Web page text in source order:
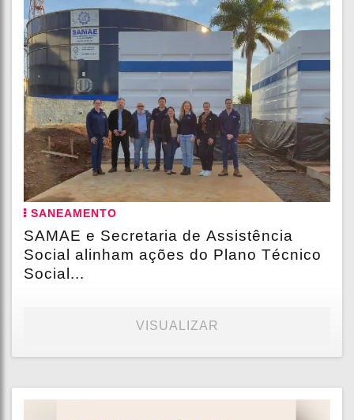
SANEAMENTO
SAMAE e Secretaria de Assistência
Social alinham ações do Plano Técnico
Social...
VISUALIZAR